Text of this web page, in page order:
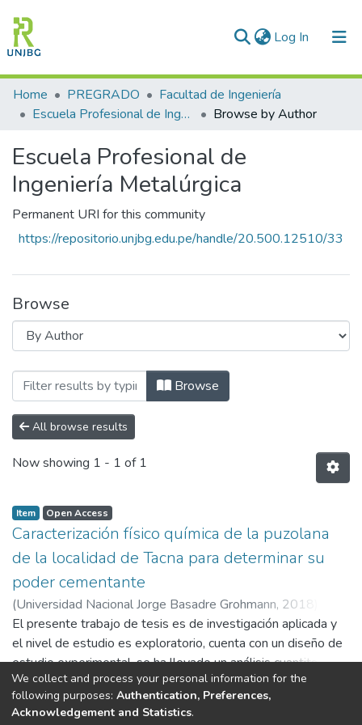
Log In (current)
Communities & Collections
All of DSpace
Enviar tesis
Home PREGRADO
Facultad de Ingeniería
Escuela Profesional de Ingeniería Metalúrgica
Browse by Author
Escuela Profesional de
Ingeniería Metalúrgica
Permanent URI for this community
https://repositorio.unjbg.edu.pe/handle/20.500.12510/33
Browse
Browsing Escuela Profesional de
Browse
All browse results
Now showing 1 - 1 of 1
Item Open Access
Caracterización físico química de la puzolana
de la localidad de Tacna para determinar su
poder cementante
(Universidad Nacional Jorge Basadre Grohmann, 2018
Pérez, Edith Eva;Nieto Quispe, Julián
El presente trabajo de tesis es de investigación aplicada y
el nivel de estudio es exploratorio, cuenta con un diseño de
estudio experimental, se ha llevado un análisis cuantitativo y
cualitativo de las características físicas y químicas de las
puzolanas naturales en la localidad de Tacna realizadas en
los laboratorios de la escuela profesional de ingeniería
Show more
We collect and process your personal information for the
following purposes: Authentication, Preferences,
Acknowledgement and Statistics.